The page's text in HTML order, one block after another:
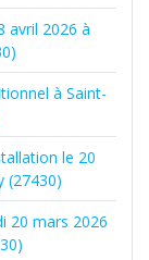
avril 2026 à
à Saint-
le 20
(27430)
20 mars 2026